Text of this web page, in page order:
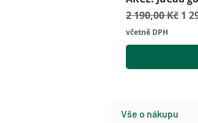
Běžná cena
2 190,00 Kč 1
včetně DPH
Vše o nákupu